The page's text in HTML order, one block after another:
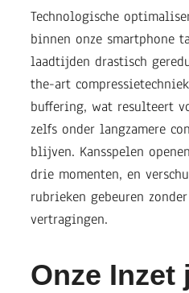
Technologische
binnen onze smartphone
laadtijden drastisch
the-art
buffering, wat resulteert
zelfs onder langzamere
blijven. Kansspelen
drie momenten, en
rubrieken gebeuren
vertragingen.
Onze Inzet